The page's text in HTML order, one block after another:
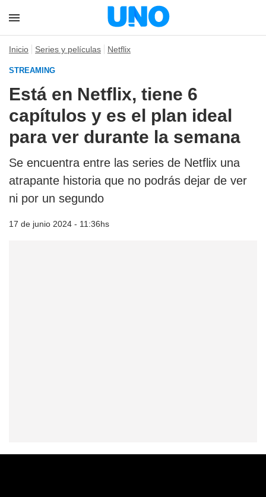
Inicio Series y películas Netflix
STREAMING
Está en Netflix, tiene 6
capítulos y es el plan ideal
para ver durante la semana
Se encuentra entre las series de Netflix una
atrapante historia que no podrás dejar de ver
ni por un segundo
17 de junio 2024 - 11:36hs